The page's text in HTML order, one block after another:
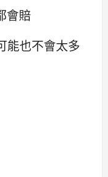
會賠
能也不會太多